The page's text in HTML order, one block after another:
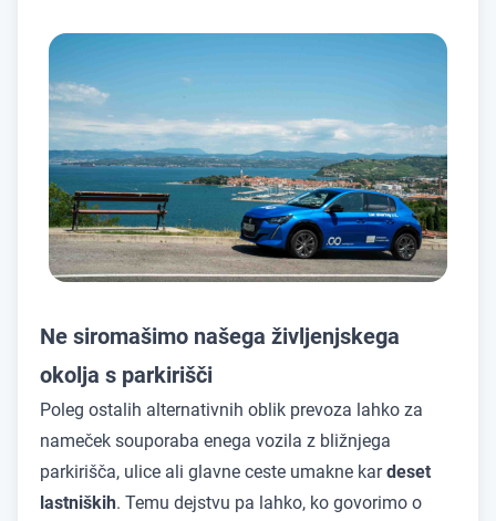
Ne siromašimo našega življenjskega
okolja s parkirišči
Poleg ostalih alternativnih oblik prevoza lahko za
nameček souporaba enega vozila z bližnjega
parkirišča, ulice ali glavne ceste umakne kardeset
lastniških. Temu dejstvu pa lahko, ko govorimo o